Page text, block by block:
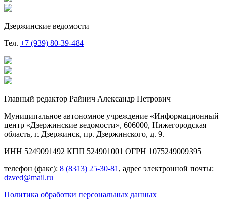
Дзержинские ведомости
Тел. +7 (939) 80-39-484
Главный редактор Райнич Александр Петрович
Муниципальное автономное учреждение «Информационный
центр «Дзержинские ведомости», 606000, Нижегородская
область, г. Дзержинск, пр. Дзержинского, д. 9.
ИНН 5249091492 КПП 524901001 ОГРН 1075249009395
телефон (факс): 8 (8313) 25-30-81 , адрес электронной почты:
dzved@mail.ru
Политика обработки персональных данных